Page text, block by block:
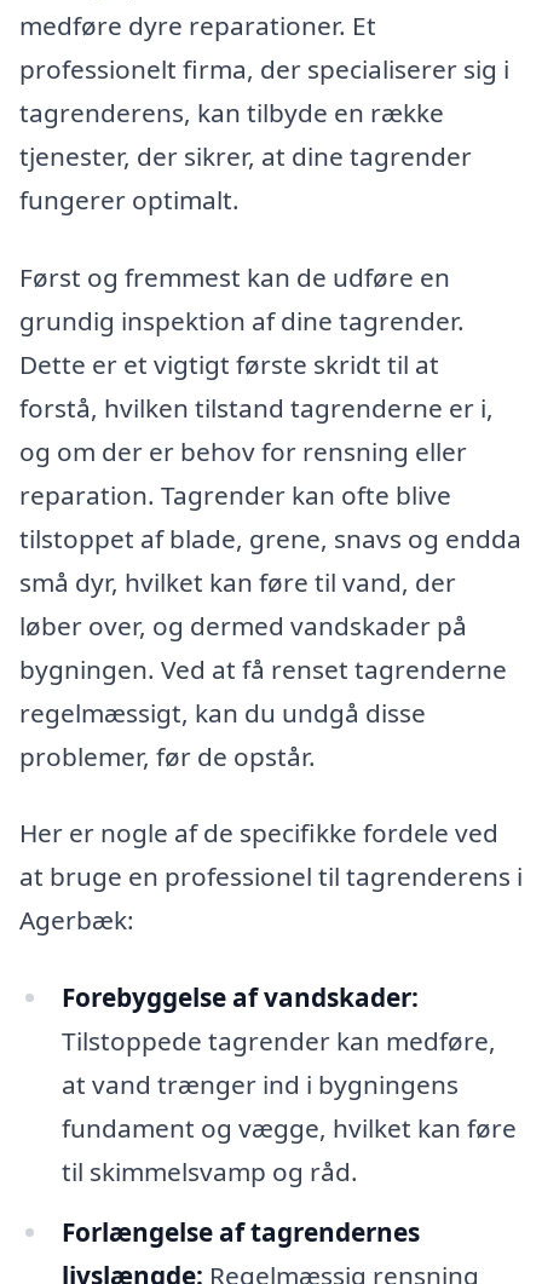
medføre dyre reparationer. Et
professionelt firma, der specialiserer sig i
tagrenderens, kan tilbyde en række
tjenester, der sikrer, at dine tagrender
fungerer optimalt.
Først og fremmest kan de udføre en
grundig inspektion af dine tagrender.
Dette er et vigtigt første skridt til at
forstå, hvilken tilstand tagrenderne er i,
og om der er behov for rensning eller
reparation. Tagrender kan ofte blive
tilstoppet af blade, grene, snavs og endda
små dyr, hvilket kan føre til vand, der
løber over, og dermed vandskader på
bygningen. Ved at få renset tagrenderne
regelmæssigt, kan du undgå disse
problemer, før de opstår.
Her er nogle af de specifikke fordele ved
at bruge en professionel til tagrenderens i
Agerbæk:
Forebyggelse af vandskader:
Tilstoppede tagrender kan medføre,
at vand trænger ind i bygningens
fundament og vægge, hvilket kan føre
til skimmelsvamp og råd.
Forlængelse af tagrendernes
livslængde: Regelmæssig rensning